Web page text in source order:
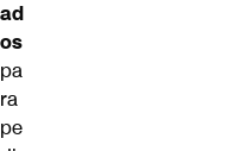
ad
os
pa
ra
pe